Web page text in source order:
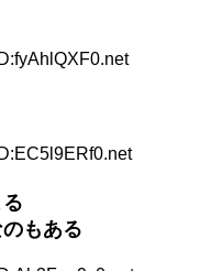
ID:fyAhlQXF0.net
ID:EC5l9ERf0.net
もある